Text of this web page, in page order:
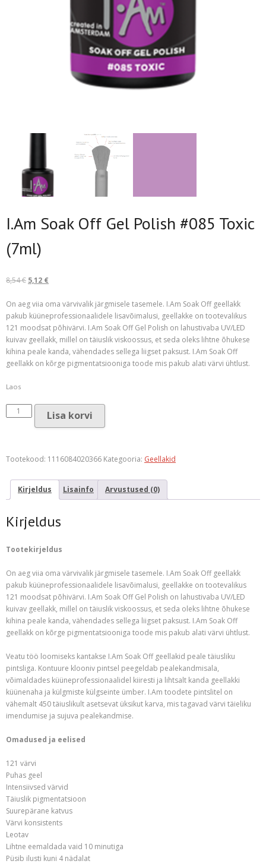
I.Am Soak Off Gel Polish #085 Toxic
(7ml)
8,54€ Algne
oli:
8,54 €.
5,12 €
is:
5,12 €.
On aeg viia oma värvivalik järgmisele tasemele. I.Am Soak Off geellakk
pakub küüneprofessionaalidele lisavõimalusi, geellakke on tootevalikus
121 moodsat põhivärvi. I.Am Soak Off Gel Polish on lahustivaba UV/LED
kuivav geellakk, millel on täiuslik viskoossus, et seda oleks lihtne õhukese
kihina peale kanda, vähendades sellega liigset paksust. I.Am Soak Off
geellakk on kõrge pigmentatsiooniga toode mis pakub alati värvi ühtlust.
Laos
I.Am
Soak
Polish
Toxic
(7ml)
Lisa korvi
Tootekood: 1116084020366 Kategooria: Geellakid
Kirjeldus Lisainfo Arvustused (0)
Kirjeldus
Tootekirjeldus
On aeg viia oma värvivalik järgmisele tasemele. I.Am Soak Off geellakk
pakub küüneprofessionaalidele lisavõimalusi, geellakke on tootevalikus
121 moodsat põhivärvi. I.Am Soak Off Gel Polish on lahustivaba UV/LED
kuivav geellakk, millel on täiuslik viskoossus, et seda oleks lihtne õhukese
kihina peale kanda, vähendades sellega liigset paksust. I.Am Soak Off
geellakk on kõrge pigmentatsiooniga toode mis pakub alati värvi ühtlust.
Veatu töö loomiseks kantakse I.Am Soak Off geellakid peale täiusliku
pintsliga. Kontuure klooniv pintsel peegeldab pealekandmisala,
võimaldades küüneprofessionaalidel kiiresti ja lihtsalt kanda geellakki
küünenaha ja külgmiste külgseinte ümber. I.Am toodete pintslitel on
vähemalt 450 täiuslikult asetsevat üksikut karva, mis tagavad värvi täieliku
imendumise ja sujuva pealekandmise.
Omadused ja eelised
121 värvi
Puhas geel
Intensiivsed värvid
Täiuslik pigmentatsioon
Suurepärane katvus
Värvi konsistents
Leotav
Lihtne eemaldada vaid 10 minutiga
Püsib ilusti kuni 4 nädalat